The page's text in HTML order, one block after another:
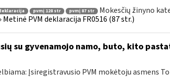
pvmį 128 str pvmį 87 str Mokesčių žinyno
PVM deklaracija FR0516 (87 str.)
su gyvenamojo namo, buto, kito
Įsiregistravusio PVM mokėtoju asmens